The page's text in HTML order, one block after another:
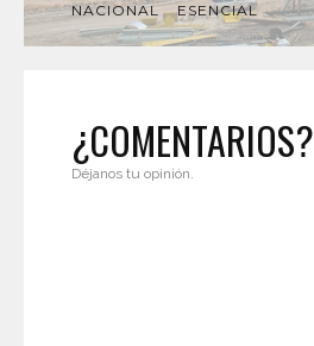
NACIONAL ESENCIAL
¿COMENTARIOS?
Déjanos tu opinión.